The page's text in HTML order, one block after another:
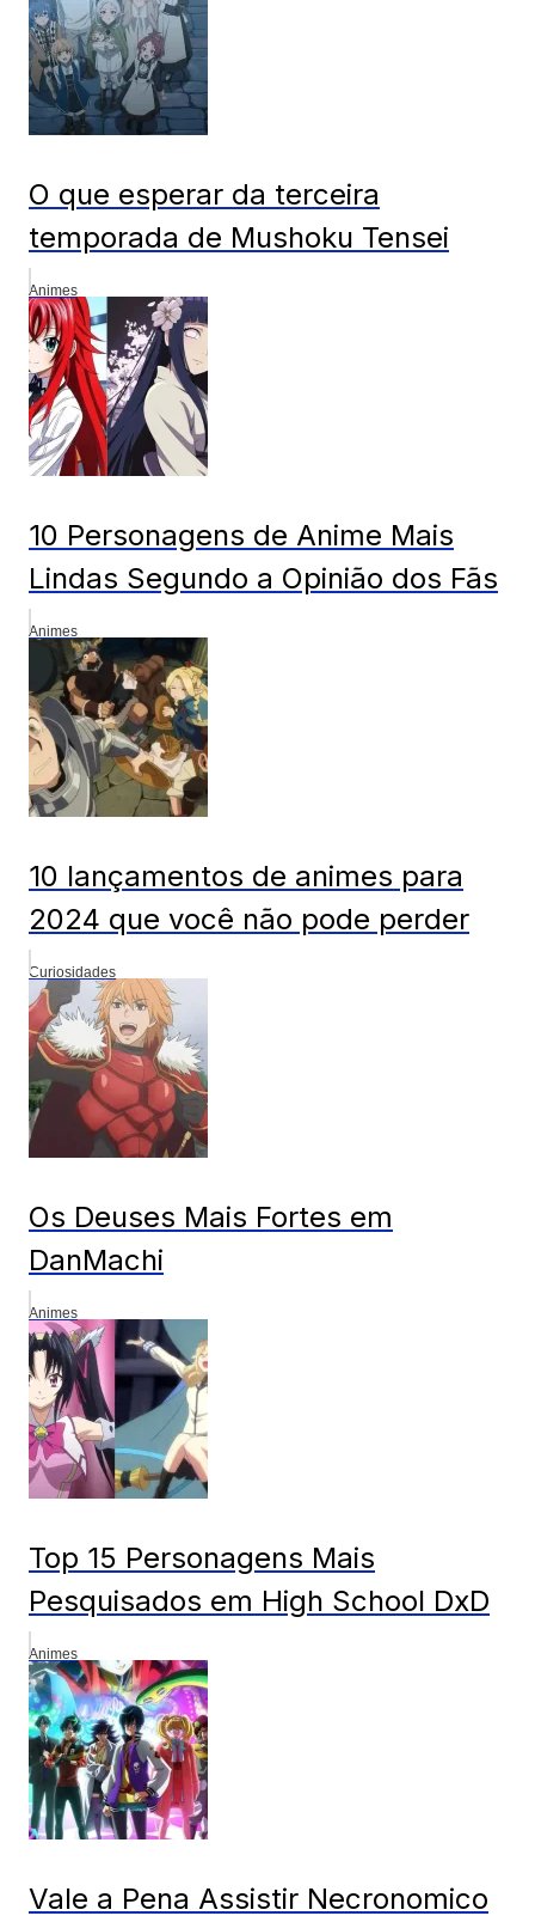
O que esperar da terceira
temporada de Mushoku Tensei
Animes
10 Personagens de Anime Mais
Lindas Segundo a Opinião dos Fãs
Animes
10 lançamentos de animes para
2024 que você não pode perder
Curiosidades
Os Deuses Mais Fortes em
DanMachi
Animes
Top 15 Personagens Mais
Pesquisados em High School DxD
Animes
Vale a Pena Assistir Necronomico